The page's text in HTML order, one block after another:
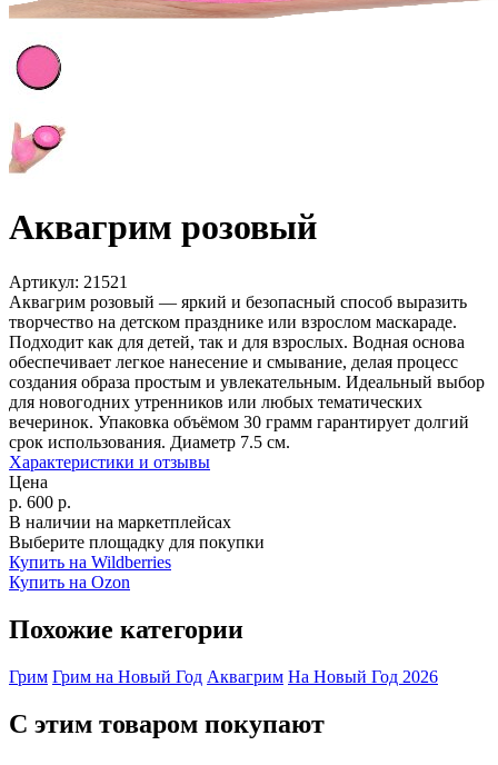
Аквагрим розовый
Артикул: 21521
Аквагрим розовый — яркий и безопасный способ выразить
творчество на детском празднике или взрослом маскараде.
Подходит как для детей, так и для взрослых. Водная основа
обеспечивает легкое нанесение и смывание, делая процесс
создания образа простым и увлекательным. Идеальный выбор
для новогодних утренников или любых тематических
вечеринок. Упаковка объёмом 30 грамм гарантирует долгий
срок использования. Диаметр 7.5 см.
Характеристики и отзывы
Цена
р. 600 р.
В наличии на маркетплейсах
Выберите площадку для покупки
Купить на Wildberries
Купить на Ozon
Похожие категории
Грим Грим на Новый Год Аквагрим На Новый Год 2026
С этим товаром покупают